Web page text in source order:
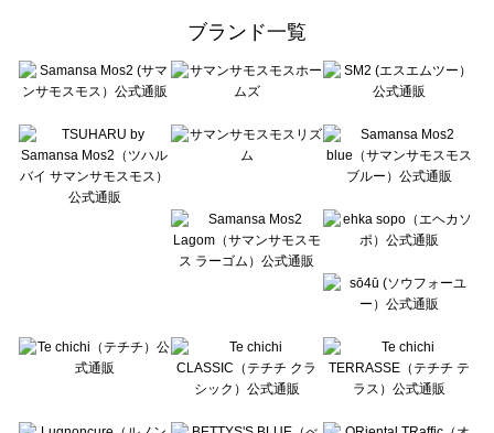
sō4ū（ソウフォーユー）のボトムス一覧
Te chichi（テチチ）のボトムス一覧
Te chichi CLASSIC（テチチ クラシック）のボトムス一覧
Lugnoncure（ルノンキュール）のボトムス一覧
BETTY'S BLUE（べティーズブルー）のボトムス一覧
Wpc.（ワールドパーティー）のボトムス一覧
ブランド一覧